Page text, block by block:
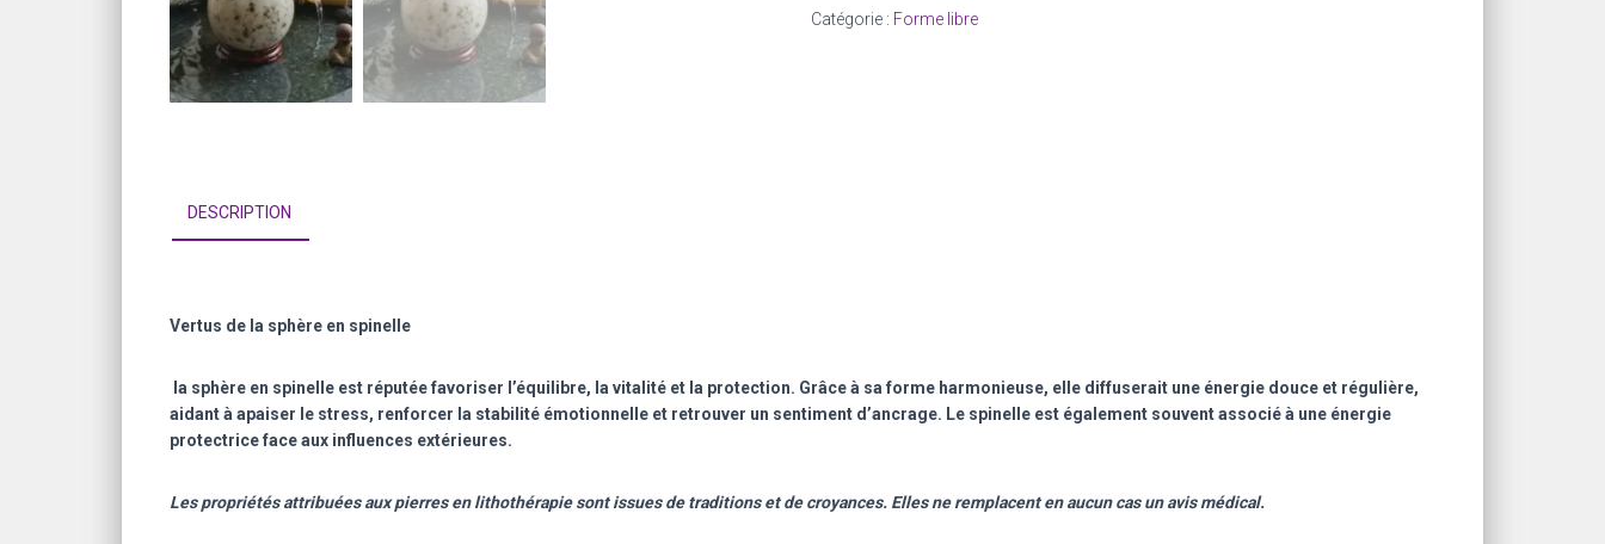
Catégorie : Forme libre
DESCRIPTION
Vertus de la sphère en spinelle
la sphère en spinelle est réputée favoriser l’équilibre, la vitalité et la protection. Grâce à sa forme harmonieuse, elle diffuserait une énergie douce et régulière,
aidant à apaiser le stress, renforcer la stabilité émotionnelle et retrouver un sentiment d’ancrage. Le spinelle est également souvent associé à une énergie
protectrice face aux influences extérieures.
Les propriétés attribuées aux pierres en lithothérapie sont issues de traditions et de croyances. Elles ne remplacent en aucun cas un avis médical.